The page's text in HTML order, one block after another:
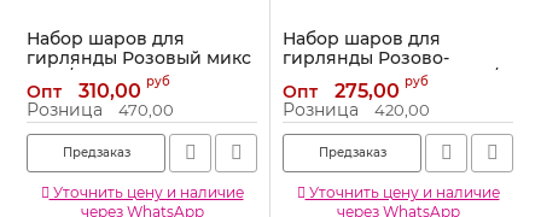
Набор шаров для
гирлянды Розовый микс
51шт/уп 6233272
Артикул: 6233272
Опт 310,00 руб
Розница 470,00
Предзаказ
Уточнить цену и наличие
через WhatsApp
Набор шаров для
гирлянды Розово-
желтый макарунс 75шт/
уп 6233262
Артикул: 6233262
Опт 275,00 руб
Розница 420,00
Предзаказ
Уточнить цену и наличие
через WhatsApp